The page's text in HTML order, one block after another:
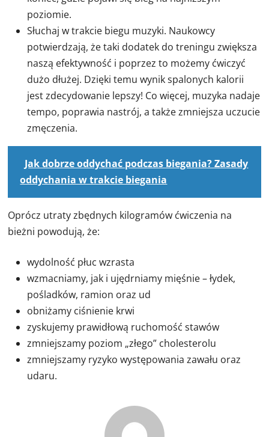
poziomie.
Słuchaj w trakcie biegu muzyki. Naukowcy
potwierdzają, że taki dodatek do treningu zwiększa
naszą efektywność i poprzez to możemy ćwiczyć
dużo dłużej. Dzięki temu wynik spalonych kalorii
jest zdecydowanie lepszy! Co więcej, muzyka nadaje
tempo, poprawia nastrój, a także zmniejsza uczucie
zmęczenia.
Jak dobrze oddychać podczas biegania? Zasady
oddychania w trakcie biegania
Oprócz utraty zbędnych kilogramów ćwiczenia na
bieżni powodują, że:
wydolność płuc wzrasta
wzmacniamy, jak i ujędrniamy mięśnie – łydek,
pośladków, ramion oraz ud
obniżamy ciśnienie krwi
zyskujemy prawidłową ruchomość stawów
zmniejszamy poziom „złego” cholesterolu
zmniejszamy ryzyko występowania zawału oraz
udaru.